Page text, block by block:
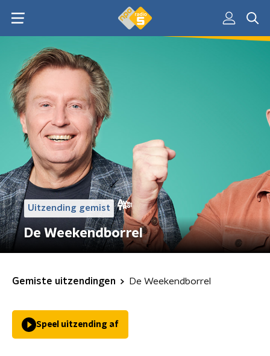
Uitzending gemist
De Weekendborrel
Gemiste uitzendingen De Weekendborrel
Speel uitzending af